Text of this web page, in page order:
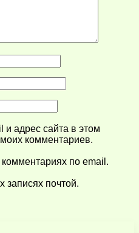
адрес сайта в этом
комментариев.
по email.
записях почтой.